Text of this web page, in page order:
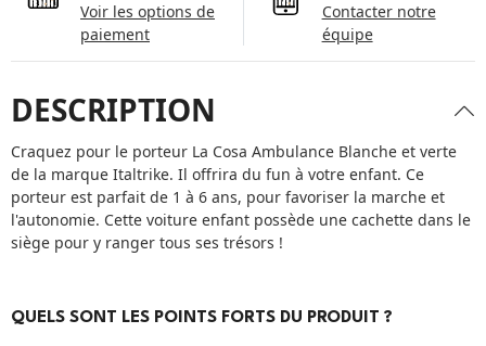
Voir les options de
paiement
Contacter notre
équipe
DESCRIPTION
Craquez pour le porteur La Cosa Ambulance Blanche et verte
de la marque Italtrike. Il offrira du fun à votre enfant. Ce
porteur est parfait de 1 à 6 ans, pour favoriser la marche et
l'autonomie. Cette voiture enfant possède une cachette dans le
siège pour y ranger tous ses trésors !
QUELS SONT LES POINTS FORTS DU PRODUIT ?